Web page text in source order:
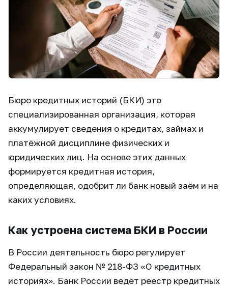
Бюро кредитных историй (БКИ) это
специализированная организация, которая
аккумулирует сведения о кредитах, займах и
платёжной дисциплине физических и
юридических лиц. На основе этих данных
формируется кредитная история,
определяющая, одобрит ли банк новый заём и на
каких условиях.
Как устроена система БКИ в России
В России деятельность бюро регулирует
Федеральный закон № 218-ФЗ «О кредитных
историях». Банк России ведёт реестр кредитных